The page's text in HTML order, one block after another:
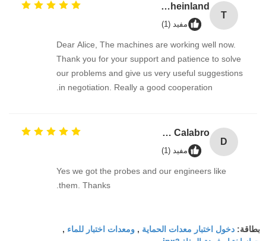
T
TUV Rheinland
مفيد (1)
Dear Alice, The machines are working well now.
Thank you for your support and patience to solve
our problems and give us very useful suggestions
in negotiation. Really a good cooperation.
D
David Calabro
مفيد (1)
Yes we got the probes and our engineers like
them. Thanks.
بطاقة: دخول اختبار معدات الحماية , ومعدات اختبار للماء ,